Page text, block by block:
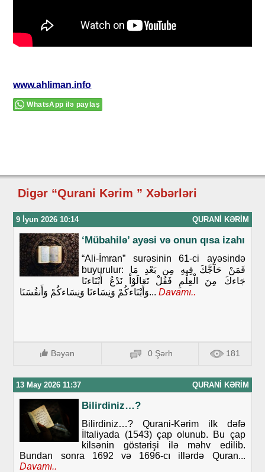
www.ahliman.info
WhatsApp ilə paylaş
Digər “Qurani Kərim ” Xəbərləri
9 İyun 2026 10:14 QURANI KƏRIM
‘Mübahilə’ ayəsi və onun qısa izahı
“Ali-İmran” surəsinin 61-ci ayəsində
buyurulur: فَمَنْ حَآجَّكَ فِيهِ مِن بَعْدِ مَا
جَاءكَ مِنَ الْعِلْمِ فَقُلْ تَعَالَوْاْ نَدْعُ أَبْنَاءنَا
وَأَبْنَاءكُمْ وَنِسَاءنَا وَنِسَاءكُمْ وَأَنفُسَنَا... Davamı..
Bəyən 0 Şərh 181
13 May 2026 11:37 QURANI KƏRIM
Bilirdiniz…?
Bilirdiniz…? Qurani-Kərim ilk dəfə
İltaliyada (1543) çap olunub. Bu çap
kilsənin göstərişi ilə məhv edilib.
Bundan sonra 1692 və 1696-cı illərdə Quran...
Davamı..